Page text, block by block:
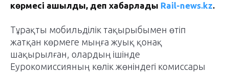
көрмесі ашылды, деп хабарлады Rail-news.kz.
Тұрақты мобильділік тақырыбымен өтіп
жатқан көрмеге мыңға жуық қонақ
шақырылған, олардың ішінде
Еурокомиссияның көлік жөніндегі комиссары